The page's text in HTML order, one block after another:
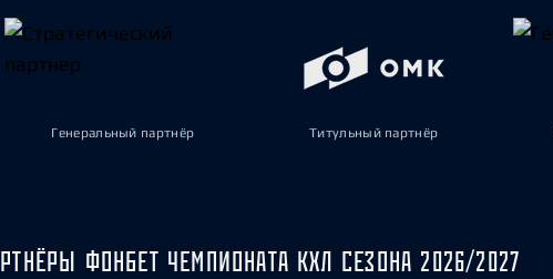
Генеральный партнёр Титульный партнёр
ФОНБЕТ ЧЕМПИОНАТА КХЛ СЕЗОНА 2026/2027